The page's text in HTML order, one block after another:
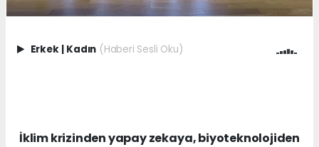
Erkek | Kadın (Haberi Sesli Oku)
İklim krizinden yapay zekaya, biyoteknolojiden